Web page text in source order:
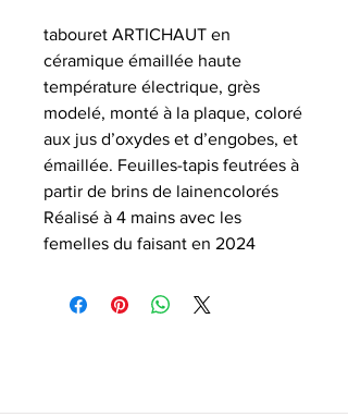
tabouret ARTICHAUT en
céramique émaillée haute
température électrique, grès
modelé, monté à la plaque, coloré
aux jus d’oxydes et d’engobes, et
émaillée. Feuilles-tapis feutrées à
partir de brins de lainencolorés
Réalisé à 4 mains avec les
femelles du faisant en 2024